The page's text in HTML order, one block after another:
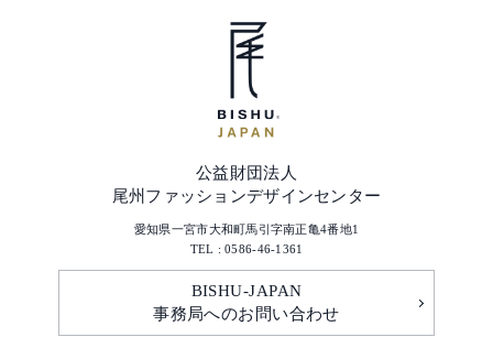
公益財団法人
尾州ファッションデザインセンター
愛知県一宮市大和町馬引字南正亀4番地1
TEL : 0586-46-1361
BISHU-JAPAN
事務局へのお問い合わせ